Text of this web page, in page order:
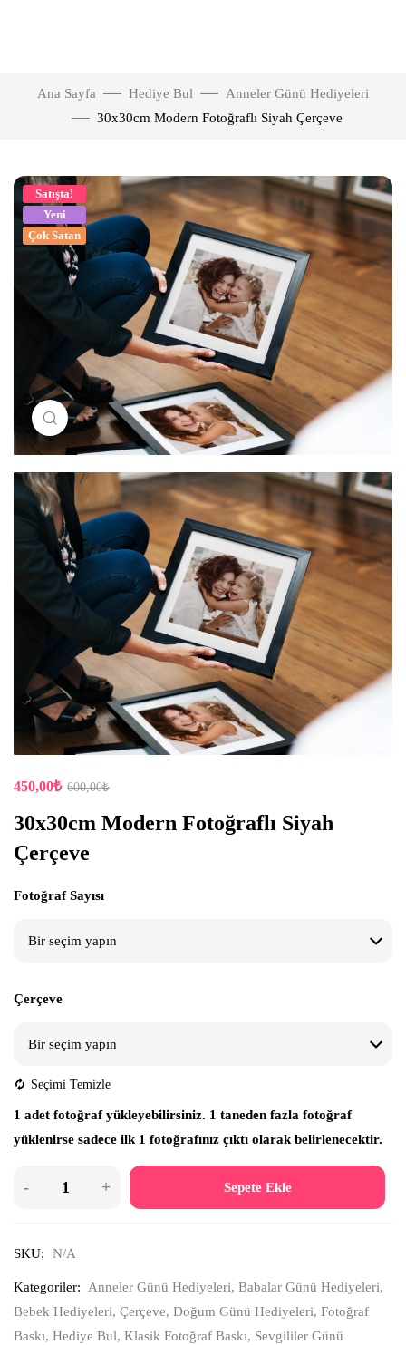
Ana Sayfa Hediye Bul
Anneler Günü Hediyeleri
30x30cm Modern Fotoğraflı Siyah Çerçeve
Satışta!
Yeni
Çok Satan
Büyük halini göster
450,00₺ 600,00₺
30x30cm Modern Fotoğraflı Siyah
Çerçeve
Fotoğraf Sayısı
Çerçeve
Seçimi Temizle
1 adet fotoğraf yükleyebilirsiniz. 1 taneden fazla fotoğraf
yüklenirse sadece ilk 1 fotoğrafınız çıktı olarak belirlenecektir.
Sepete Ekle
SKU: N/A
Kategoriler: Anneler Günü Hediyeleri, Babalar Günü Hediyeleri,
Bebek Hediyeleri, Çerçeve, Doğum Günü Hediyeleri, Fotoğraf
Baskı, Hediye Bul, Klasik Fotoğraf Baskı, Sevgililer Günü